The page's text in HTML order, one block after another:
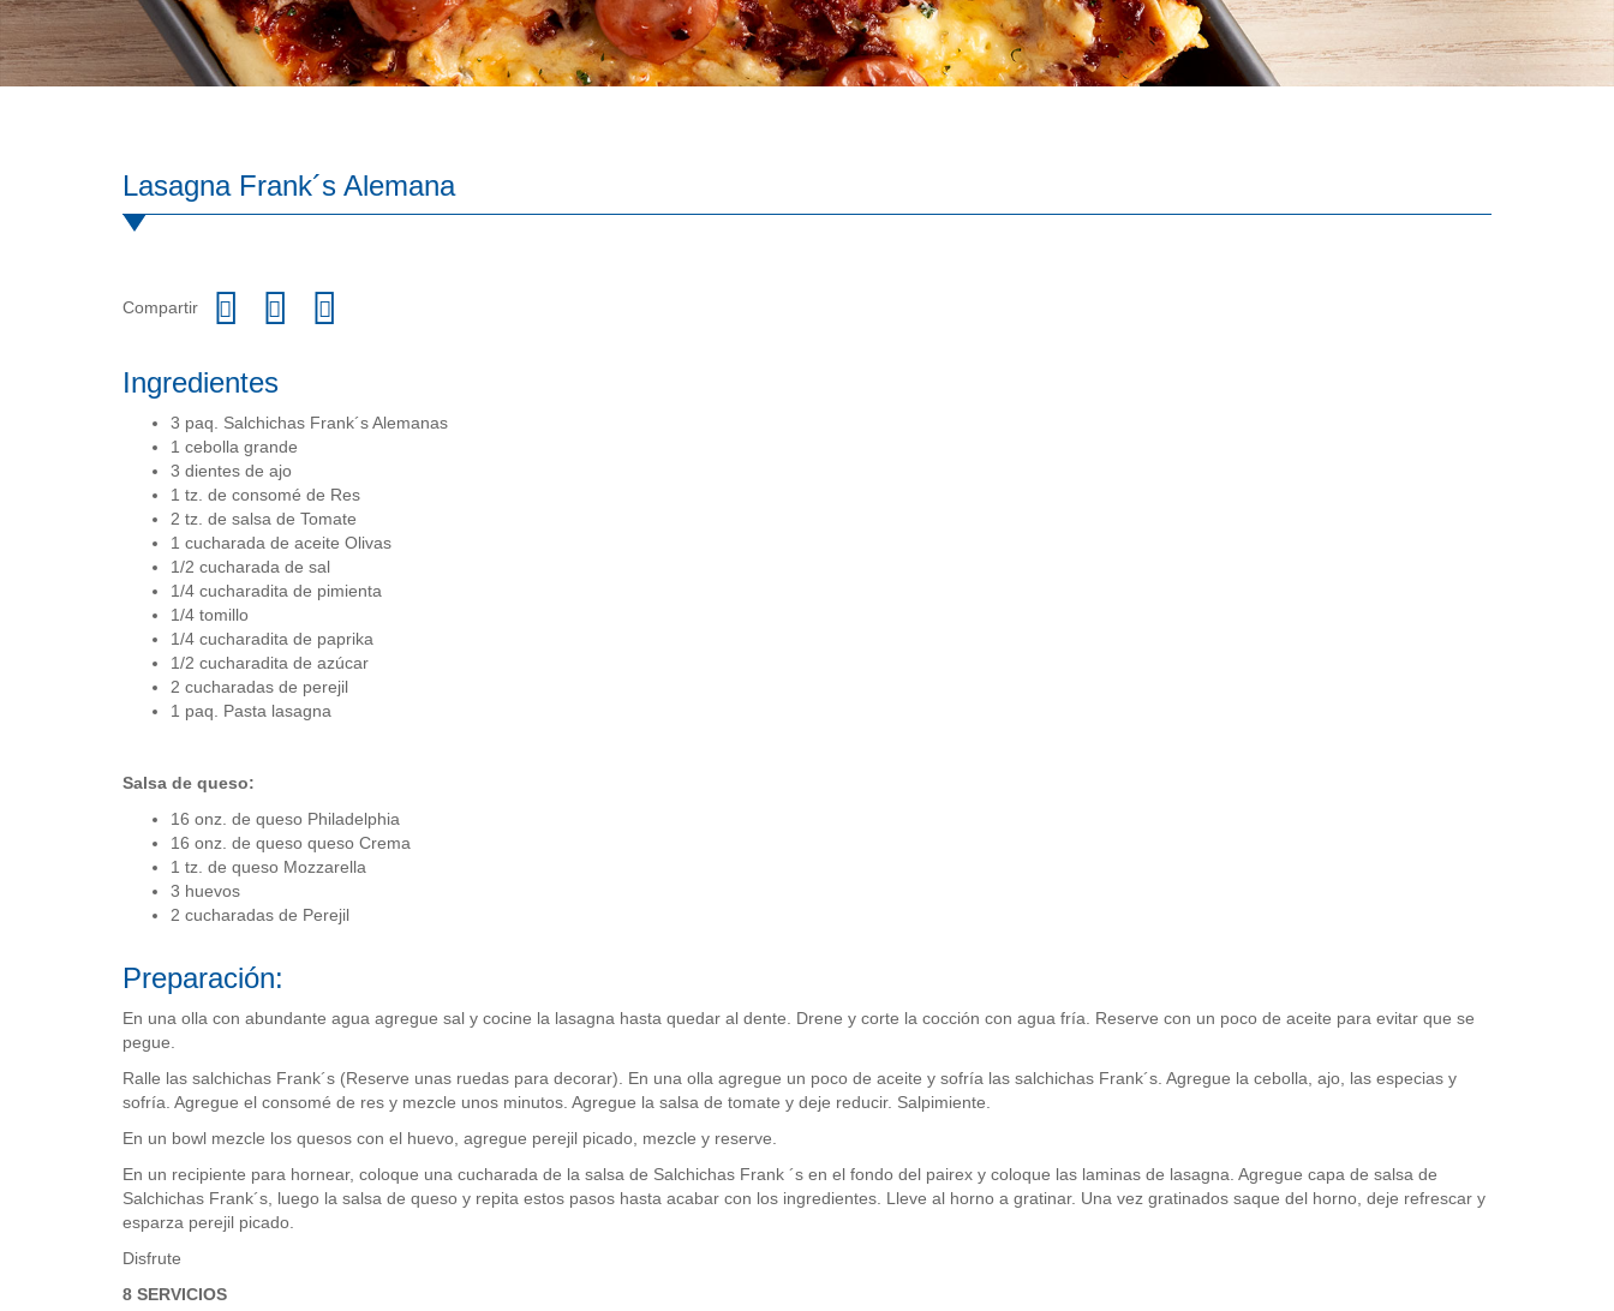
Lasagna Frank´s Alemana
Compartir
Ingredientes
3 paq. Salchichas Frank´s Alemanas
1 cebolla grande
3 dientes de ajo
1 tz. de consomé de Res
2 tz. de salsa de Tomate
1 cucharada de aceite Olivas
1/2 cucharada de sal
1/4 cucharadita de pimienta
1/4 tomillo
1/4 cucharadita de paprika
1/2 cucharadita de azúcar
2 cucharadas de perejil
1 paq. Pasta lasagna
Salsa de queso:
16 onz. de queso Philadelphia
16 onz. de queso queso Crema
1 tz. de queso Mozzarella
3 huevos
2 cucharadas de Perejil
Preparación:
En una olla con abundante agua agregue sal y cocine la lasagna hasta quedar al dente. Drene y corte la cocción con agua fría. Reserve con un poco de aceite para evitar que se
pegue.
Ralle las salchichas Frank´s (Reserve unas ruedas para decorar). En una olla agregue un poco de aceite y sofría las salchichas Frank´s. Agregue la cebolla, ajo, las especias y
sofría. Agregue el consomé de res y mezcle unos minutos. Agregue la salsa de tomate y deje reducir. Salpimiente.
En un bowl mezcle los quesos con el huevo, agregue perejil picado, mezcle y reserve.
En un recipiente para hornear, coloque una cucharada de la salsa de Salchichas Frank ´s en el fondo del pairex y coloque las laminas de lasagna. Agregue capa de salsa de
Salchichas Frank´s, luego la salsa de queso y repita estos pasos hasta acabar con los ingredientes. Lleve al horno a gratinar. Una vez gratinados saque del horno, deje refrescar y
esparza perejil picado.
Disfrute
8 SERVICIOS